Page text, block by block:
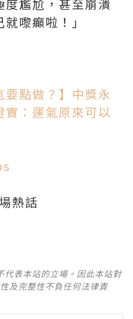
度尷尬，甚至崩潰
嚟癲啦！」
點做？】中獎永
：運氣原來可以
熱話
代表本站的立場。因此本站對
及完整性不負任何法律責